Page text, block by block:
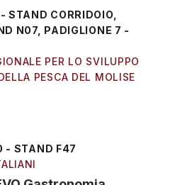
STAND CORRIDOIO,
N07, PADIGLIONE 7 -
PER LO SVILUPPO
PESCA DEL MOLISE
- STAND F47